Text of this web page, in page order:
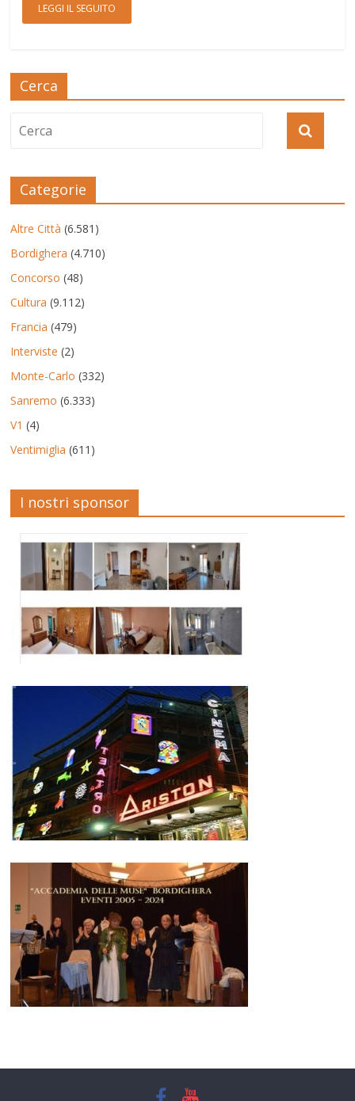
LEGGI IL SEGUITO
Cerca
Categorie
Altre Città (6.581)
Bordighera (4.710)
Concorso (48)
Cultura (9.112)
Francia (479)
Interviste (2)
Monte-Carlo (332)
Sanremo (6.333)
V1 (4)
Ventimiglia (611)
I nostri sponsor